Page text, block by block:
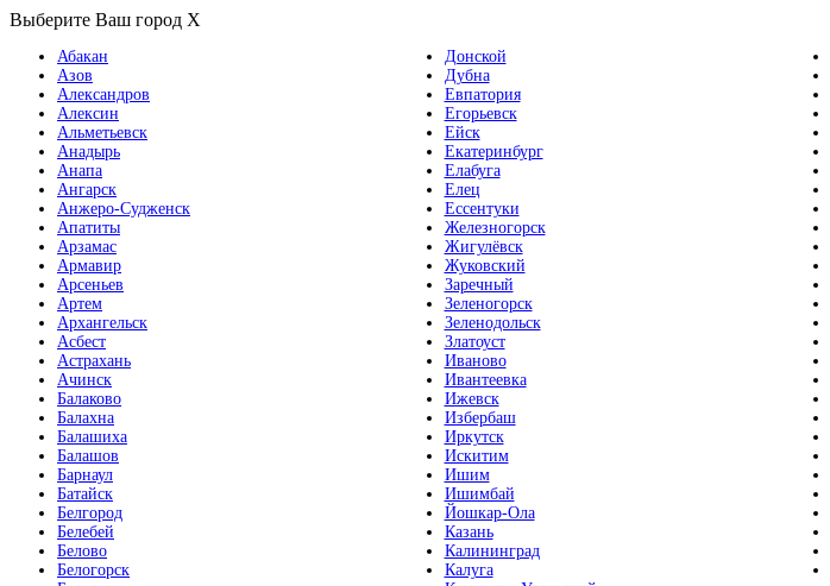
Выберите Ваш город X
Абакан
Азов
Александров
Алексин
Альметьевск
Анадырь
Анапа
Ангарск
Анжеро-Судженск
Апатиты
Арзамас
Армавир
Арсеньев
Артем
Архангельск
Асбест
Астрахань
Ачинск
Балаково
Балахна
Балашиха
Балашов
Барнаул
Батайск
Белгород
Белебей
Белово
Белогорск
Донской
Дубна
Евпатория
Егорьевск
Ейск
Екатеринбург
Елабуга
Елец
Ессентуки
Железногорск
Жигулёвск
Жуковский
Заречный
Зеленогорск
Зеленодольск
Златоуст
Иваново
Ивантеевка
Ижевск
Избербаш
Иркутск
Искитим
Ишим
Ишимбай
Йошкар-Ола
Казань
Калининград
Калуга